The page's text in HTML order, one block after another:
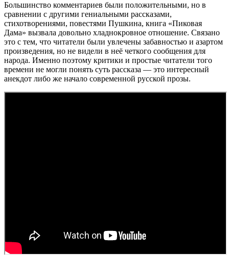
Большинство комментариев были положительными, но в
сравнении с другими гениальными рассказами,
стихотворениями, повестями Пушкина, книга «Пиковая
Дама» вызвала довольно хладнокровное отношение. Связано
это с тем, что читатели были увлечены забавностью и азартом
произведения, но не видели в неё четкого сообщения для
народа. Именно поэтому критики и простые читатели того
времени не могли понять суть рассказа — это интересный
анекдот либо же начало современной русской прозы.